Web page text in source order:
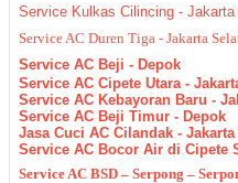
Service Kulkas Cilincing - Jakarta
Service AC Duren Tiga - Jakarta
Service AC Beji - Depok
Service AC Cipete Utara -
Service AC Kebayoran Baru -
Service AC Beji Timur - Depok
Jasa Cuci AC Cilandak -
Service AC Bocor Air di Cipete
Service AC BSD – Serpong –